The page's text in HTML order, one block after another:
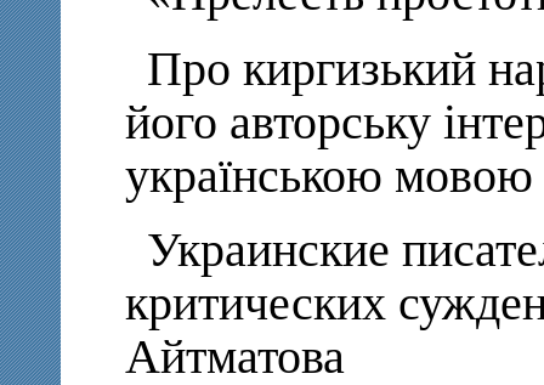
Про киргизький
його авторську
українською мовою
Украинские
критических
Айтматова